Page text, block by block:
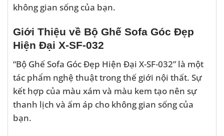
không gian sống của bạn.
Giới Thiệu về Bộ Ghế Sofa Góc Đẹp
Hiện Đại X-SF-032
“Bộ Ghế Sofa Góc Đẹp Hiện Đại X-SF-032” là một
tác phẩm nghệ thuật trong thế giới nội thất. Sự
kết hợp của màu xám và màu kem tạo nên sự
thanh lịch và ấm áp cho không gian sống của
bạn.